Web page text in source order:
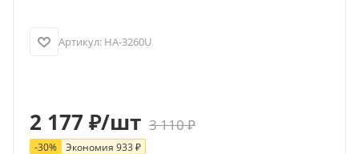
Артикул: HA-3260U
2 177 ₽/шт 3 110₽
-30% Экономия 933 ₽